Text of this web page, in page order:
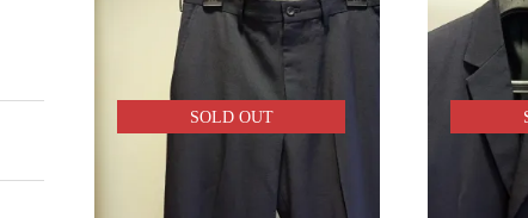
SOLD OUT